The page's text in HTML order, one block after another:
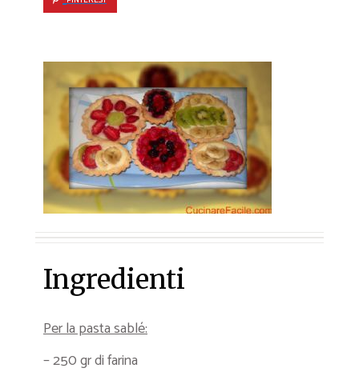
Ingredienti
Per la pasta sablé:
– 250 gr di farina